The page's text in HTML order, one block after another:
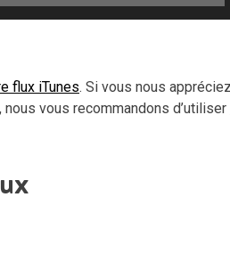
flux iTunes. Si vous nous
vous recommandons d’utiliser